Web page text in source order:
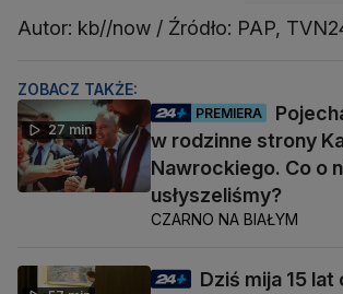
Autor: kb//now / Źródło: PAP,
ZOBACZ TAKŻE:
27 min
PREMIERA
w rodzinne strony
Nawrockiego. Co o
usłyszeliśmy?
CZARNO NA BIAŁYM
Dziś mija 15